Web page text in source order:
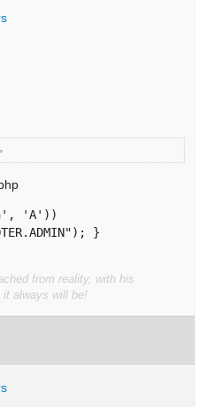
'A'))
}
from reality, with his
always will be!